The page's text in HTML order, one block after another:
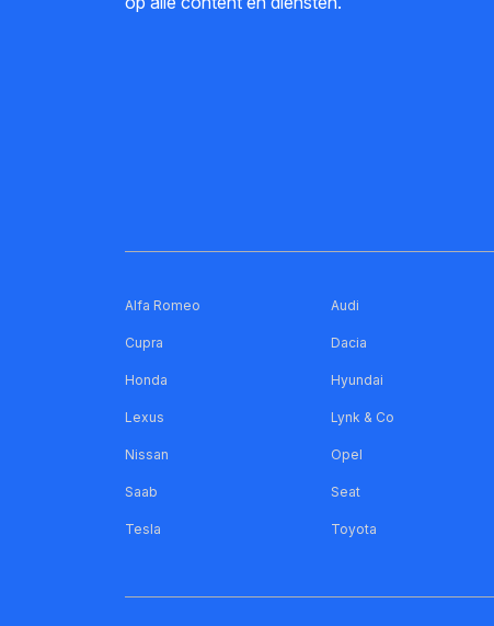
Alfa Romeo Audi
Cupra Dacia
Honda Hyundai
Lexus Lynk & Co
Nissan Opel
Saab Seat
Tesla Toyota